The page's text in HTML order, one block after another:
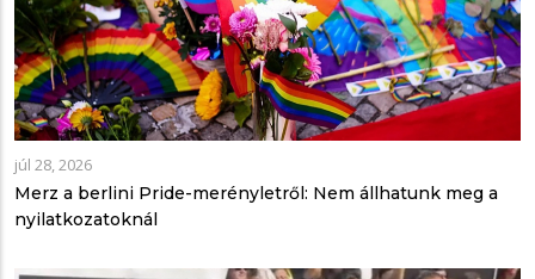
júl 28, 2026
Merz a berlini Pride-merényletről: Nem állhatunk meg a
nyilatkozatoknál